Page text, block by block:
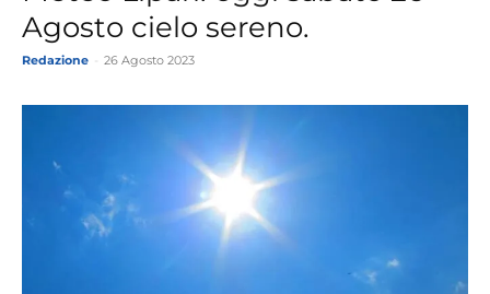
Agosto cielo sereno.
Redazione 26 Agosto 2023